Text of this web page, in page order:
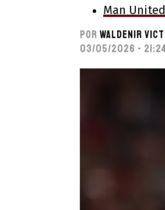
Man
Por Waldenir
03/05/2026 -